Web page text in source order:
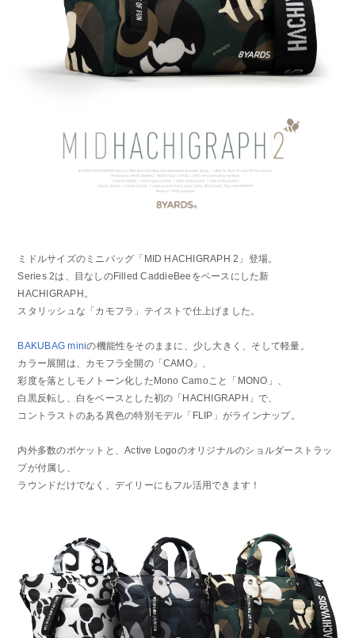
ミドルサイズのミニバッグ「MID HACHIGRAPH 2」登場。
Series 2は、目なしのFilled CaddieBeeをベースにした新
HACHIGRAPH。
スタリッシュな「カモフラ」テイストで仕上げました。
BAKUBAG miniの機能性をそのままに、少し大きく、そして軽量。
カラー展開は、カモフラ全開の「CAMO」、
彩度を落としモノトーン化したMono Camoこと「MONO」、
白黒反転し、白をベースとした初の「HACHIGRAPH」で、
コントラストのある異色の特別モデル「FLIP」がラインナップ。
内外多数のポケットと、Active Logoのオリジナルのショルダーストラッ
プが付属し、
ラウンドだけでなく、デイリーにもフル活用できます！